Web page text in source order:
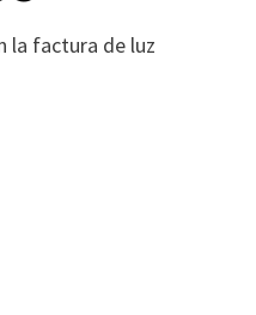
la factura de luz